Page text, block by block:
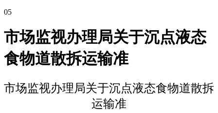
05
市场监视办理局关于沉点液态
食物道散拆运输准
市场监视办理局关于沉点液态食物道散拆
运输准